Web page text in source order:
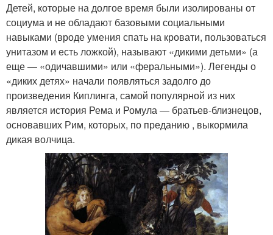
Детей, которые на долгое время были изолированы от
социума и не обладают базовыми социальными
навыками (вроде умения спать на кровати, пользоваться
унитазом и есть ложкой), называют «дикими детьми» (а
еще — «одичавшими» или «феральными»). Легенды о
«диких детях» начали появляться задолго до
произведения Киплинга, самой популярной из них
является история Рема и Ромула — братьев-близнецов,
основавших Рим, которых, по преданию , выкормила
дикая волчица.